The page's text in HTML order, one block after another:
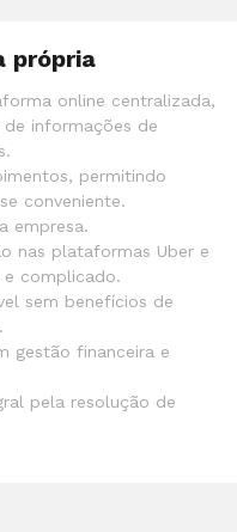
própria
online centralizada,
informações de
permitindo
conveniente.
empresa.
nas plataformas Uber e
complicado.
sem benefícios de
gestão financeira e
pela resolução de